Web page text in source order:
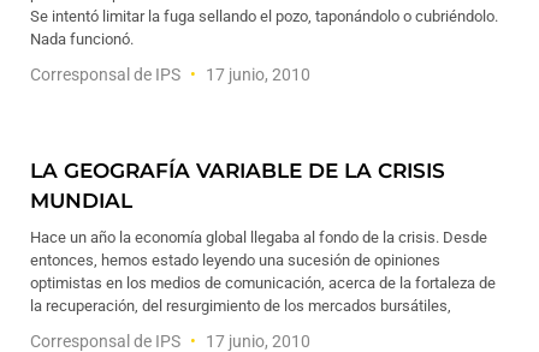
Se intentó limitar la fuga sellando el pozo, taponándolo o cubriéndolo.
Nada funcionó.
Corresponsal de IPS 17 junio, 2010
LA GEOGRAFÍA VARIABLE DE LA CRISIS
MUNDIAL
Hace un año la economía global llegaba al fondo de la crisis. Desde
entonces, hemos estado leyendo una sucesión de opiniones
optimistas en los medios de comunicación, acerca de la fortaleza de
la recuperación, del resurgimiento de los mercados bursátiles,
Corresponsal de IPS 17 junio, 2010